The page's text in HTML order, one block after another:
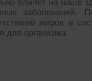
влияет на наше
заболеваний.
жиров в
для организма.